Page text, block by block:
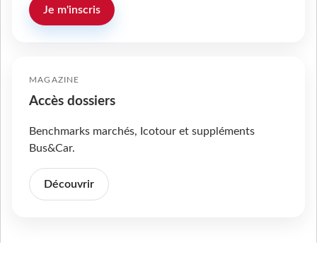
Je m'inscris
MAGAZINE
Accès dossiers
Benchmarks marchés, Icotour et suppléments
Bus&Car.
Découvrir